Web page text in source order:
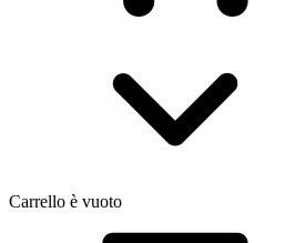
Carrello è vuoto